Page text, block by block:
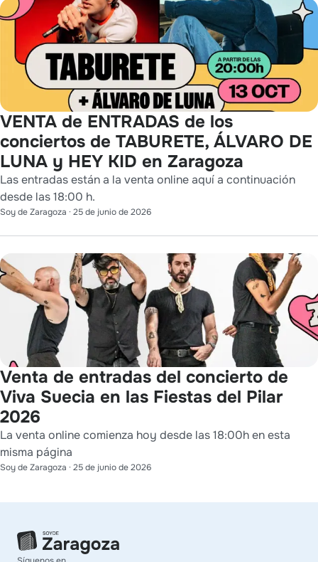
VENTA de ENTRADAS de los
conciertos de TABURETE, ÁLVARO DE
LUNA y HEY KID en Zaragoza
Las entradas están a la venta online aquí a continuación
desde las 18:00 h.
Soy de Zaragoza · 25 de junio de 2026
Venta de entradas del concierto de
Viva Suecia en las Fiestas del Pilar
2026
La venta online comienza hoy desde las 18:00h en esta
misma página
Soy de Zaragoza · 25 de junio de 2026